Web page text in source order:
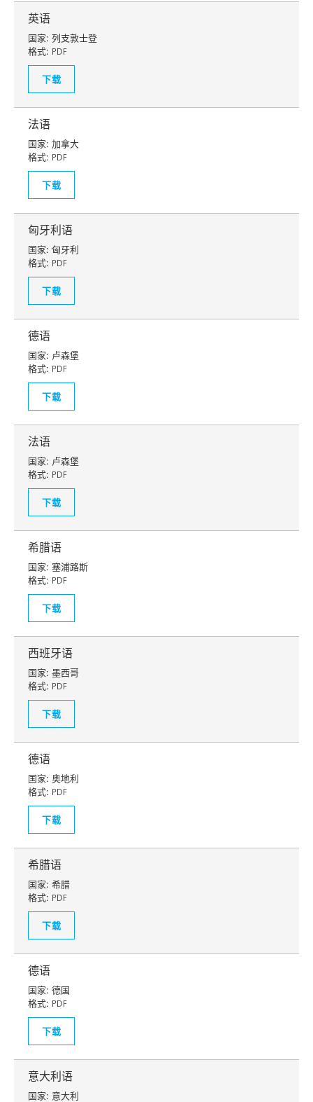
英语
国家: 列支敦士登
格式: PDF
下载
法语
国家: 加拿大
格式: PDF
下载
匈牙利语
国家: 匈牙利
格式: PDF
下载
德语
国家: 卢森堡
格式: PDF
下载
法语
国家: 卢森堡
格式: PDF
下载
希腊语
国家: 塞浦路斯
格式: PDF
下载
西班牙语
国家: 墨西哥
格式: PDF
下载
德语
国家: 奥地利
格式: PDF
下载
希腊语
国家: 希腊
格式: PDF
下载
德语
国家: 德国
格式: PDF
下载
意大利语
国家: 意大利